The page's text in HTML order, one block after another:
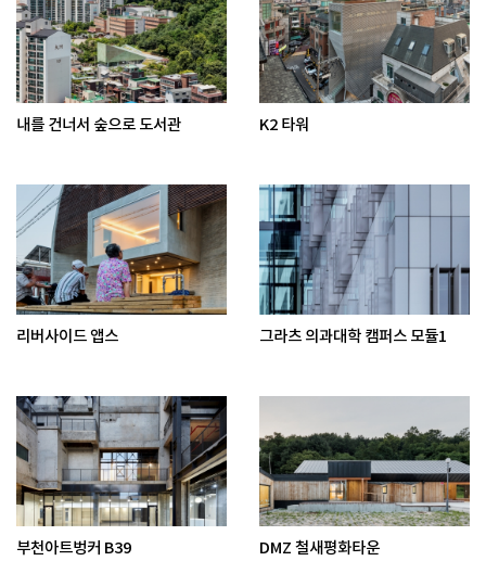
내를 건너서 숲으로 도서관 K2 타워
리버사이드 앱스 그라츠 의과대학 캠퍼스 모듈1
부천아트벙커 B39 DMZ 철새평화타운